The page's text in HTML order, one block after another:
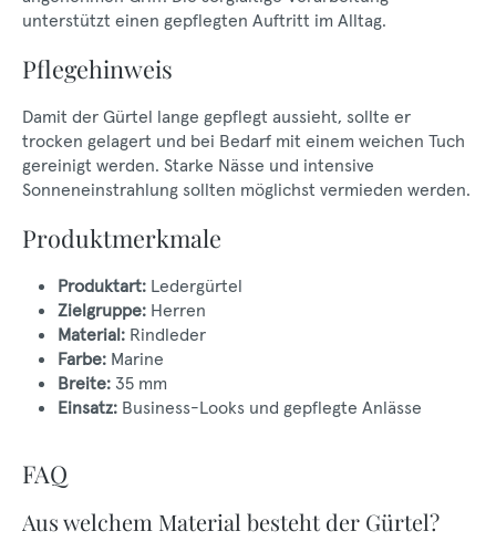
unterstützt einen gepflegten Auftritt im Alltag.
Pflegehinweis
Damit der Gürtel lange gepflegt aussieht, sollte er
trocken gelagert und bei Bedarf mit einem weichen Tuch
gereinigt werden. Starke Nässe und intensive
Sonneneinstrahlung sollten möglichst vermieden werden.
Produktmerkmale
Produktart: Ledergürtel
Zielgruppe: Herren
Material: Rindleder
Farbe: Marine
Breite: 35 mm
Einsatz: Business-Looks und gepflegte Anlässe
FAQ
Aus welchem Material besteht der Gürtel?